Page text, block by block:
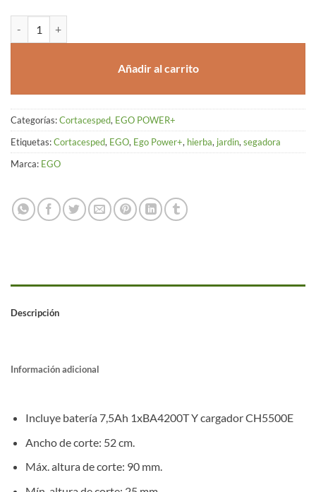
Añadir al carrito
Categorías:Cortacesped, EGO POWER+
Etiquetas:Cortacesped, EGO, Ego Power+, hierba, jardin,segadora
Marca: EGO
Descripción
Información adicional
Incluye batería 7,5Ah 1xBA4200T Y cargador CH5500E
Ancho de corte: 52 cm.
Máx. altura de corte: 90 mm.